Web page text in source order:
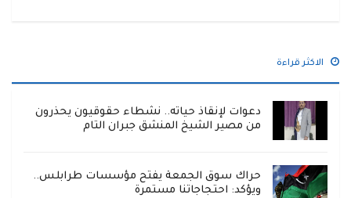
الاكثر قراءة
دعوات لإنقاذ حياته.. نشطاء حقوقيون يحذرون
من مصير الشيخ المنشق جبران التام
حراك سوق الجمعة يفتح مؤسسات طرابلس..
ويؤكد: احتجاجاتنا مستمرة